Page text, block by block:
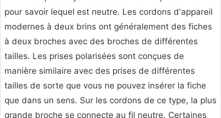
pour savoir lequel est neutre. Les cordons d'appareil
modernes à deux brins ont généralement des fiches
à deux broches avec des broches de différentes
tailles. Les prises polarisées sont conçues de
manière similaire avec des prises de différentes
tailles de sorte que vous ne pouvez insérer la fiche
que dans un sens. Sur les cordons de ce type, la plus
grande broche se connecte au fil neutre. Certaines